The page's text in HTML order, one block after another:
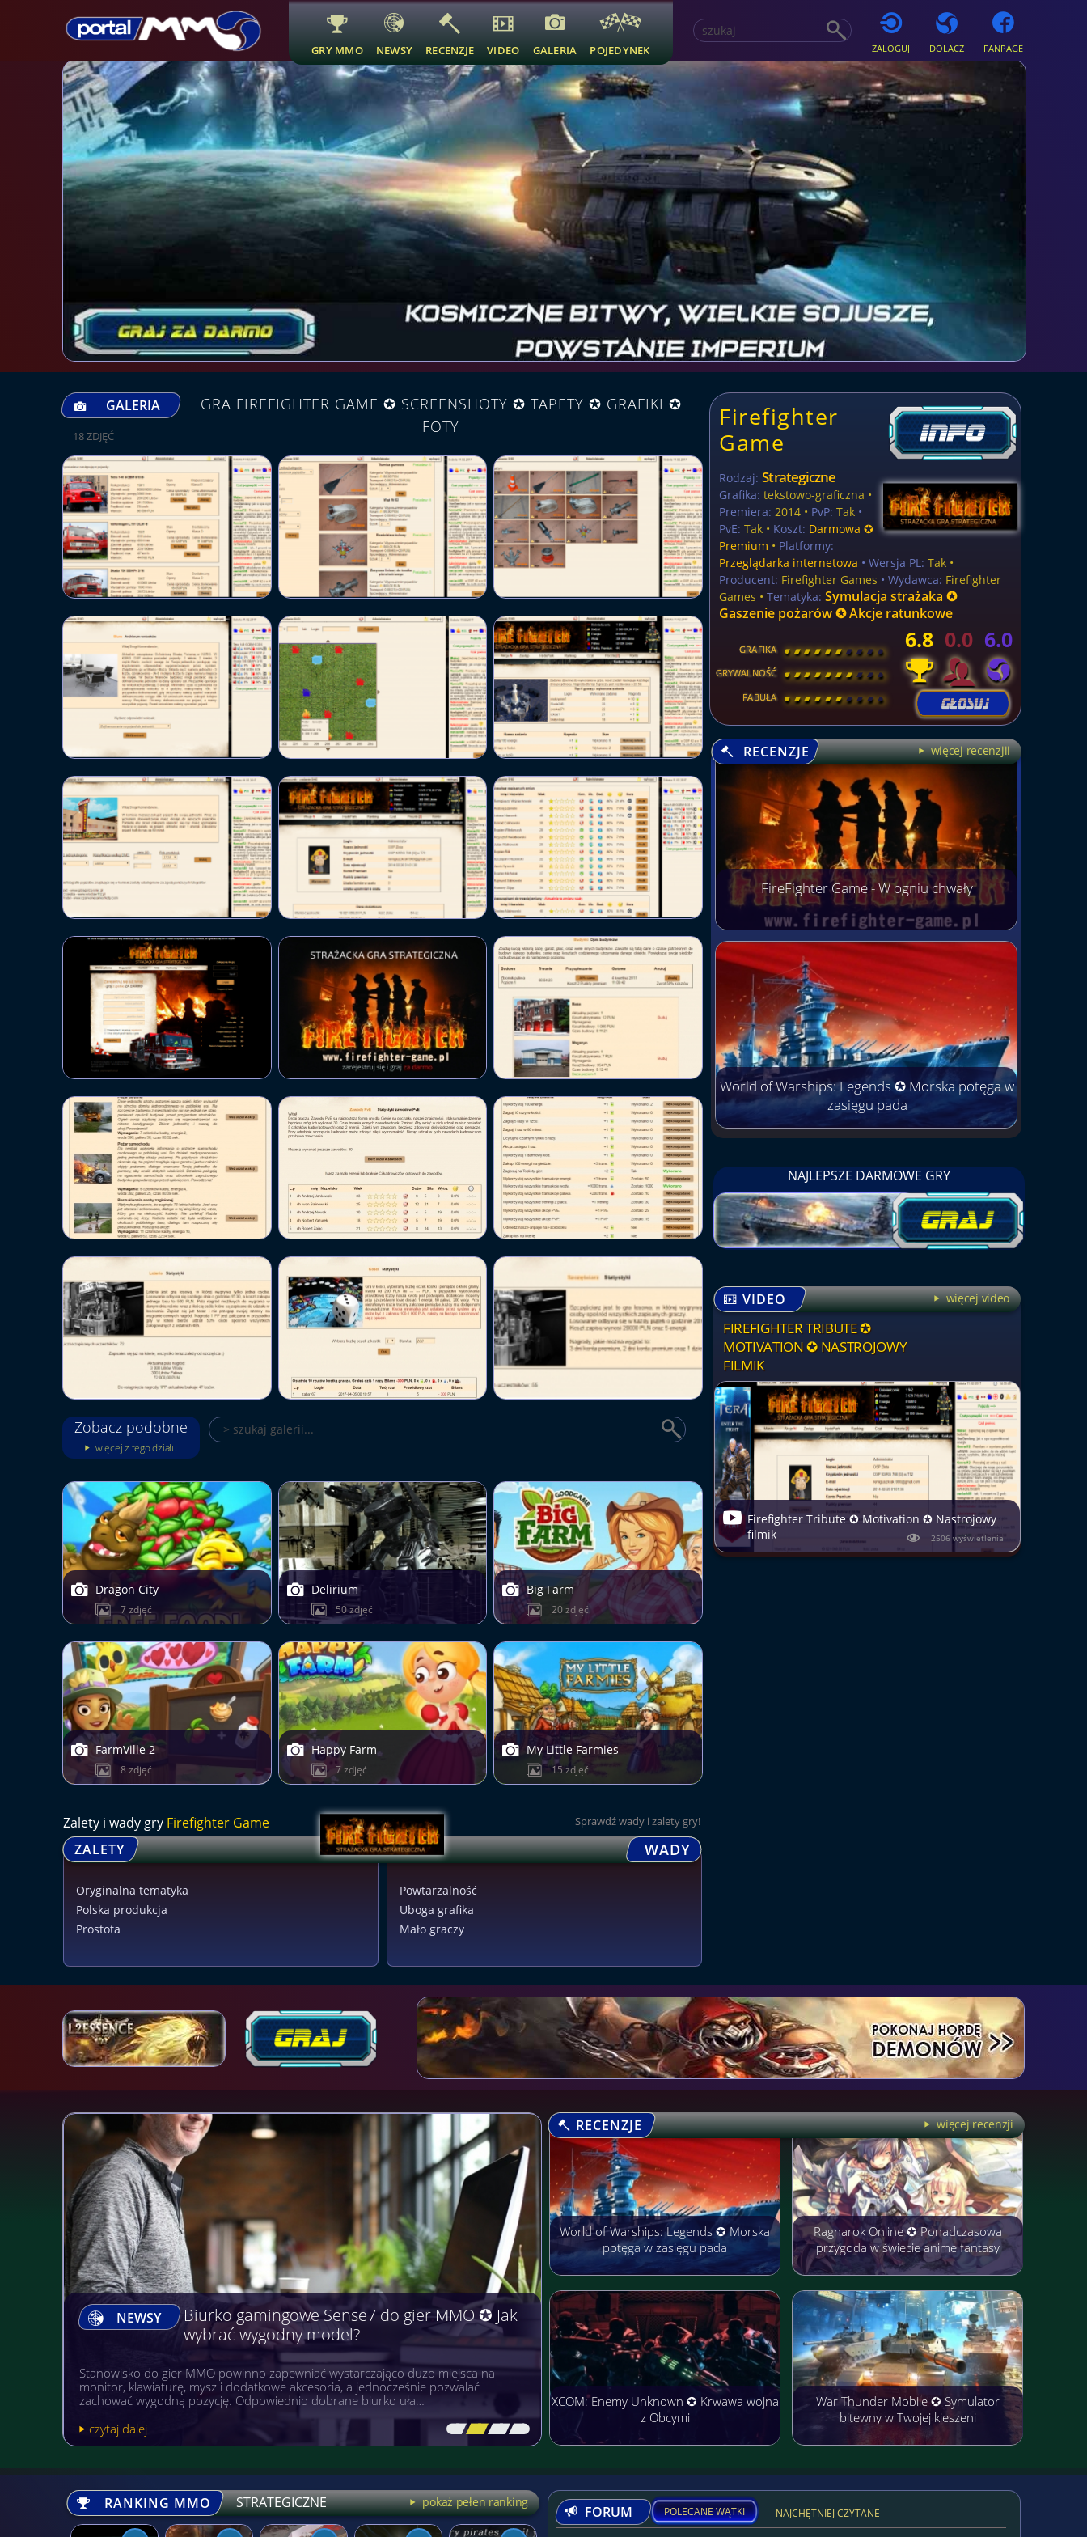
GRY MMO NEWSY RECENZJE VIDEO GALERIA POJEDYNEK ZALOGUJ DOLACZ FANPAGE
GALERIA
GRA FIREFIGHTER GAME ✪ SCREENSHOTY ✪ TAPETY ✪ GRAFIKI ✪
FOTY
18 ZDJĘĆ
Zobacz podobne
więcej z tego działu
Dragon City
7 zdjęć
Delirium
50 zdjęć
Big Farm
20 zdjęć
FarmVille 2
8 zdjęć
Happy Farm
7 zdjęć
My Little Farmies
15 zdjęć
Zalety i wady gry Firefighter Game Sprawdź wady i zalety gry!
ZALETY WADY
Oryginalna tematyka
Polska produkcja
Prostota
Powtarzalność
Uboga grafika
Mało graczy
Firefighter
Game
Rodzaj: Strategiczne
Grafika: tekstowo-graficzna •
Premiera: 2014 • PvP: Tak •
PvE: Tak • Koszt: Darmowa ✪
Premium • Platformy:
Przeglądarka internetowa • Wersja PL: Tak •
Producent: Firefighter Games • Wydawca: Firefighter
Games •Tematyka: Symulacja strażaka ✪
Gaszenie pożarów ✪ Akcje ratunkowe
GRAFIKA [ \ \ \ \ \ \ \ \ ]
GRYWALNOŚĆ [ \ \ \ \ \ \ \ \ ]
FABUŁA [ \ \ \ \ \ \ \ \ ]
6.8 0.0 6.0
RECENZJE więcej recenzjii
FireFighter Game - W ogniu chwały
World of Warships: Legends ✪ Morska potęga w
zasięgu pada
NAJLEPSZE DARMOWE GRY
VIDEO więcej video
FIREFIGHTER TRIBUTE ✪
MOTIVATION ✪ NASTROJOWY
FILMIK
Firefighter Tribute ✪ Motivation ✪ Nastrojowy
filmik
2506 wyświetlenia
NEWSY
Biurko gamingowe Sense7 do gier MMO ✪ Jak
wybrać wygodny model?
Stanowisko do gier MMO powinno zapewniać wystarczająco dużo miejsca na
monitor, klawiaturę, mysz i dodatkowe akcesoria, a jednocześnie pozwalać
zachować wygodną pozycję. Odpowiednio dobrane biurko uła…
czytaj dalej
[\ \\ \\ \]
RECENZJE więcej recenzji
World of Warships: Legends ✪ Morska
potęga w zasięgu pada
Ragnarok Online ✪ Ponadczasowa
przygoda w świecie anime fantasy
XCOM: Enemy Unknown ✪ Krwawa wojna
z Obcymi
War Thunder Mobile ✪ Symulator
bitewny w Twojej kieszeni
RANKING MMO STRATEGICZNE pokaż pełen ranking
FORUM POLECANE WĄTKI NAJCHĘTNIEJ CZYTANE